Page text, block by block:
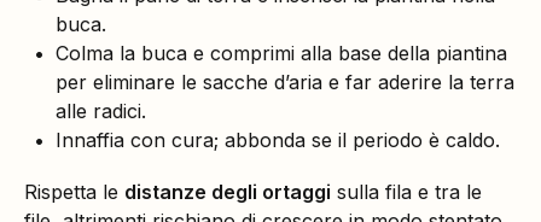
buca.
Colma la buca e comprimi alla base della piantina
per eliminare le sacche d’aria e far aderire la terra
alle radici.
Innaffia con cura; abbonda se il periodo è caldo.
Rispetta le distanze degli ortaggi sulla fila e tra le